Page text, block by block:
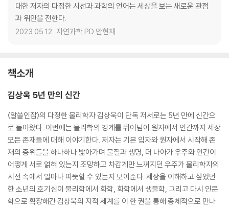
대한 저자의 다정한 시선과 과학의 언어는 세상을 보는 새로운 관점
과 위안을 전한다.
2023.05.12. 자연과학 PD 안현재
책소개
김상욱 5년 만의 신간
〈알쓸인잡〉의 다정한 물리학자 김상욱이 단독 저서로는 5년 만에 신간으
로 돌아왔다. 이번에는 물리학의 경계를 뛰어넘어 원자에서 인간까지 세상
모든 존재들에 대해 이야기한다. 저자는 기본 입자와 원자에서 시작해 존
재의 층위들을 하나하나 밟아가며 물질과 생명, 더 나아가 우주와 인간이
어떻게 서로 얽혀 있는지 조망하고 차갑게만 느껴지던 우주가 물리학자의
시선 속에서 얼마나 따뜻할 수 있는지 보여준다. 세상을 이해하고 싶었던
한 소년의 호기심이 물리학에서 화학, 화학에서 생물학, 그리고 다시 인문
학으로 확장해간 김상욱의 지적 세계를 이 한 권을 통해 총체적으로 만나